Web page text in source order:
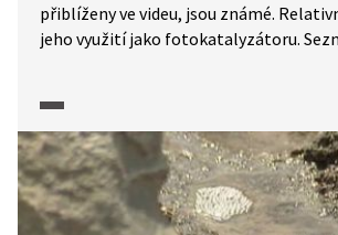
přiblíženy ve videu, jsou známé.
jeho využití jako fotokatalyzátoru.
konečnými produkty fotokatalýzy jsou
anorganické látky, oxid uhličitý a voda.